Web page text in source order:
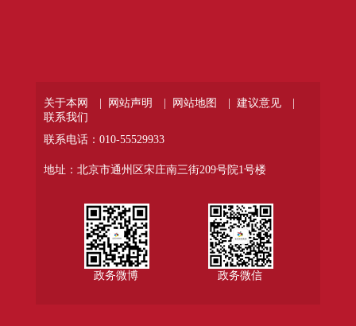
关于本网 | 网站声明 | 网站地图 |
建议意见 |
联系我们
联系电话：010-55529933
地址：北京市通州区宋庄南三街209号院1号楼
政务微博 政务微信